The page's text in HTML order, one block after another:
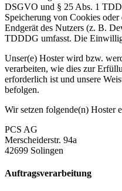
DSGVO und § 25 Abs. 1
Speicherung von Cookies
Endgerät des Nutzers (z. B.
TDDDG umfasst. Die
Unser(e) Hoster wird bzw.
verarbeiten, wie dies zur
erforderlich ist und unsere
befolgen.
Wir setzen folgende(n) Hoster
PCS AG
Merscheiderstr. 94a
42699 Solingen
Auftragsverarbeitung